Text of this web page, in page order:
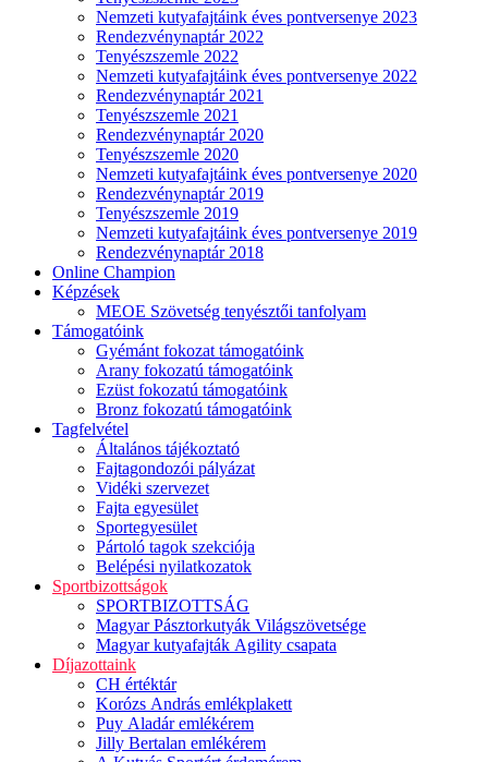
Nemzeti kutyafajtáink éves pontversenye 2023
Rendezvénynaptár 2022
Tenyészszemle 2022
Nemzeti kutyafajtáink éves pontversenye 2022
Rendezvénynaptár 2021
Tenyészszemle 2021
Rendezvénynaptár 2020
Tenyészszemle 2020
Nemzeti kutyafajtáink éves pontversenye 2020
Rendezvénynaptár 2019
Tenyészszemle 2019
Nemzeti kutyafajtáink éves pontversenye 2019
Rendezvénynaptár 2018
Online Champion
Képzések
MEOE Szövetség tenyésztői tanfolyam
Támogatóink
Gyémánt fokozat támogatóink
Arany fokozatú támogatóink
Ezüst fokozatú támogatóink
Bronz fokozatú támogatóink
Tagfelvétel
Általános tájékoztató
Fajtagondozói pályázat
Vidéki szervezet
Fajta egyesület
Sportegyesület
Pártoló tagok szekciója
Belépési nyilatkozatok
Sportbizottságok
SPORTBIZOTTSÁG
Magyar Pásztorkutyák Világszövetsége
Magyar kutyafajták Agility csapata
Díjazottaink
CH értéktár
Korózs András emlékplakett
Puy Aladár emlékérem
Jilly Bertalan emlékérem